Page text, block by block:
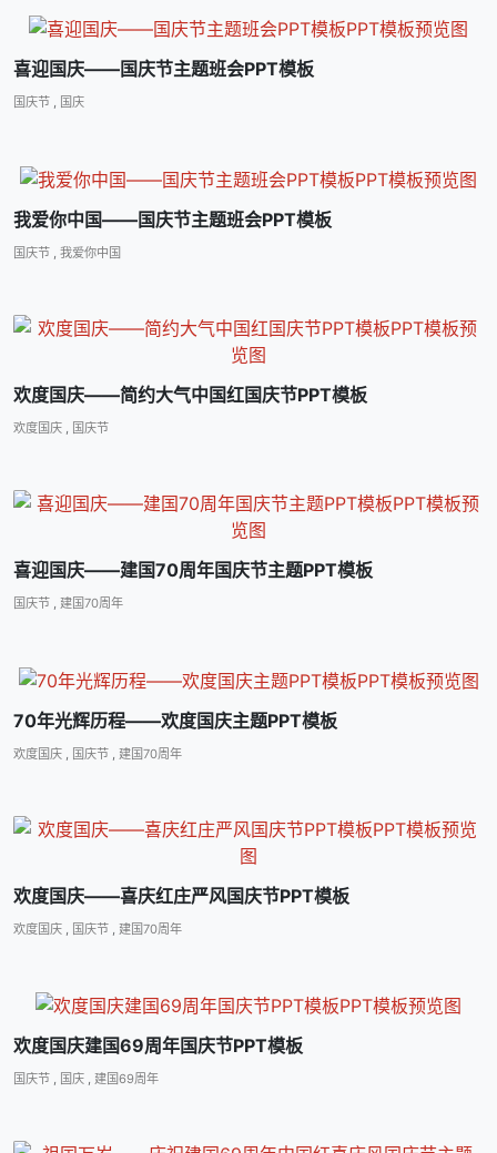
喜迎国庆――国庆节主题班会PPT模板
国庆节 , 国庆
我爱你中国――国庆节主题班会PPT模板
国庆节 , 我爱你中国
欢度国庆――简约大气中国红国庆节PPT模板
欢度国庆 , 国庆节
喜迎国庆――建国70周年国庆节主题PPT模板
国庆节 , 建国70周年
70年光辉历程――欢度国庆主题PPT模板
欢度国庆 国庆节 建国70周年
欢度国庆――喜庆红庄严风国庆节PPT模板
欢度国庆 国庆节 建国70周年
欢度国庆建国69周年国庆节PPT模板
国庆节 , 国庆 , 建国69周年